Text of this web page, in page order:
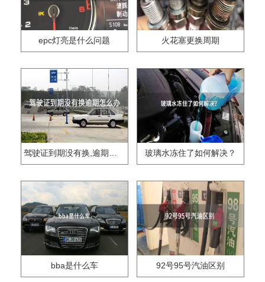
epc灯亮是什么问题 火花塞更换周期
驾驶证到期没有换,逾期怎么办?? 玻璃水冻住了如何解决？
bba是什么车 92号95号汽油区别